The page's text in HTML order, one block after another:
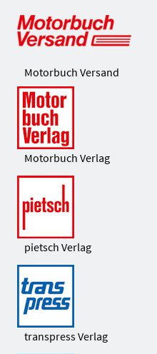
Motorbuch Versand
Motorbuch Verlag
pietsch Verlag
transpress Verlag